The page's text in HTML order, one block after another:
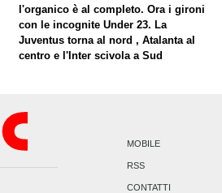
l'organico è al completo. Ora i gironi
con le incognite Under 23. La
Juventus torna al nord , Atalanta al
centro e l'Inter scivola a Sud
MOBILE
RSS
CONTATTI